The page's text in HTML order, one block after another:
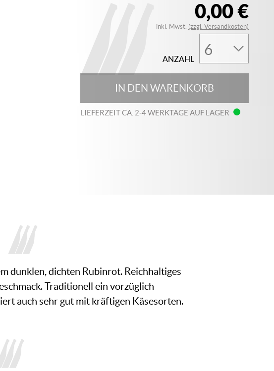
0,00 €
inkl. Mwst. (zzgl. Versandkosten)
ANZAHL
IN DEN WARENKORB
LIEFERZEIT CA. 2-4 WERKTAGE AUF LAGER
dunklen, dichten Rubinrot. Reichhaltiges
Traditionell ein vorzüglich
auch sehr gut mit kräftigen Käsesorten.